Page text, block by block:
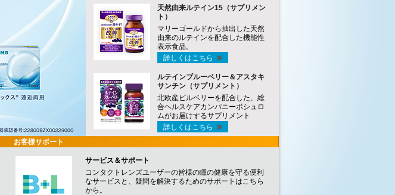
天然由来ルテイン15（サプリメン
ト）
マリーゴールドから抽出した天然
由来のルテインを配合した機能性
表示食品。
詳しくはこちら
ルテインブルーベリー＆アスタキ
サンチン（サプリメント）
北欧産ビルベリーを配合した、総
合ヘルスケアカンパニーボシュロ
ムがお届けするサプリメント
詳しくはこちら
お客様サポート
サービス＆サポート
コンタクトレンズユーザーの皆様の瞳の健康を守る便利
なサービスと、疑問を解決するためのサポートはこちら
から。